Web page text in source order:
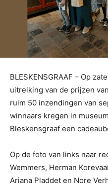
BLESKENSGRAAF – Op
uitreiking van de prijzen
ruim 50 inzendingen van
winnaars kregen in
Bleskensgraaf een
Op de foto van links naar
Wemmers, Herman
Ariana Pladdet en Nore